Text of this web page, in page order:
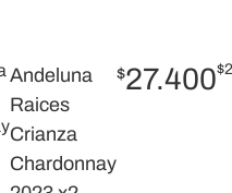
Andeluna
Raices
Crianza
Chardonnay
$27.400$